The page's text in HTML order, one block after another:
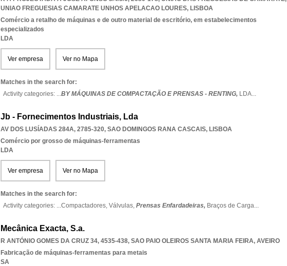
UNIAO FREGUESIAS CAMARATE UNHOS APELACAO LOURES, LISBOA
Comércio a retalho de máquinas e de outro material de escritório, em estabelecimentos
especializados
LDA
Ver empresa Ver no Mapa
Matches in the search for:
Activity categories: ...BY MÁQUINAS DE COMPACTAÇÃO E PRENSAS - RENTING, LDA...
Jb - Fornecimentos Industriais, Lda
AV DOS LUSÍADAS 284A, 2785-320, SAO DOMINGOS RANA CASCAIS, LISBOA
Comércio por grosso de máquinas-ferramentas
LDA
Ver empresa Ver no Mapa
Matches in the search for:
Activity categories: ...Compactadores, Válvulas, Prensas Enfardadeiras, Braços de Carga...
Mecânica Exacta, S.a.
R ANTÓNIO GOMES DA CRUZ 34, 4535-438, SAO PAIO OLEIROS SANTA MARIA FEIRA, AVEIRO
Fabricação de máquinas-ferramentas para metais
SA